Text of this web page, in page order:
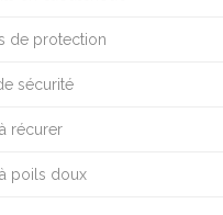
de protection
sécurité
récurer
poils doux